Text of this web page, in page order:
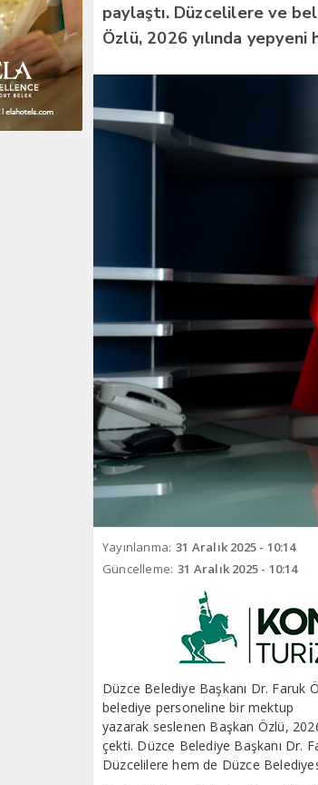
paylaştı. Düzcelilere ve
Özlü, 2026 yılında yepyeni
Yayınlanma: 31 Aralık 2025 - 10:14
Güncelleme: 31 Aralık 2025 - 10:14
Düzce Belediye Başkanı Dr. Faruk
belediye personeline bir mektup
yazarak seslenen Başkan Özlü,
çekti. Düzce Belediye Başkanı Dr.
Düzcelilere hem de Düzce